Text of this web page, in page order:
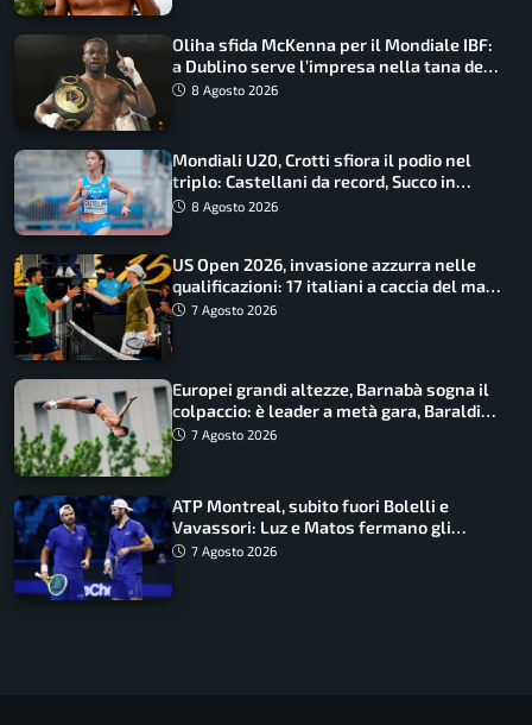
Oliha sfida McKenna per il Mondiale IBF:
a Dublino serve l’impresa nella tana del
lupo8 Agosto 2026
Mondiali U20, Crotti sfiora il podio nel
triplo: Castellani da record, Succo in
finale
8 Agosto 2026
US Open 2026, invasione azzurra nelle
qualificazioni: 17 italiani a caccia del main
draw7 Agosto 2026
Europei grandi altezze, Barnabà sogna il
colpaccio: è leader a metà gara, Baraldi
ancora in corsa
7 Agosto 2026
ATP Montreal, subito fuori Bolelli e
Vavassori: Luz e Matos fermano gli
azzurri
7 Agosto 2026